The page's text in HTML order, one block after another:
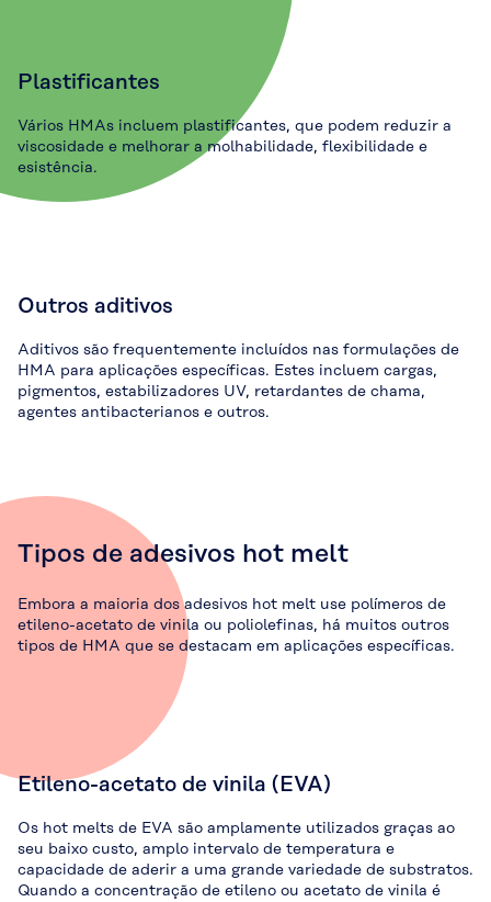
Plastificantes
Vários HMAs incluem plastificantes, que podem reduzir a
viscosidade e melhorar a molhabilidade, flexibilidade e
esistência.
Outros aditivos
Aditivos são frequentemente incluídos nas formulações de
HMA para aplicações específicas. Estes incluem cargas,
pigmentos, estabilizadores UV, retardantes de chama,
agentes antibacterianos e outros.
Tipos de adesivos hot melt
Embora a maioria dos adesivos hot melt use polímeros de
etileno-acetato de vinila ou poliolefinas, há muitos outros
tipos de HMA que se destacam em aplicações específicas.
Etileno-acetato de vinila (EVA)
Os hot melts de EVA são amplamente utilizados graças ao
seu baixo custo, amplo intervalo de temperatura e
capacidade de aderir a uma grande variedade de substratos.
Quando a concentração de etileno ou acetato de vinila é